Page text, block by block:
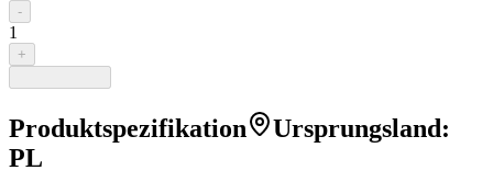
-
1
+
Produktspezifikation Ursprungsland:
PL